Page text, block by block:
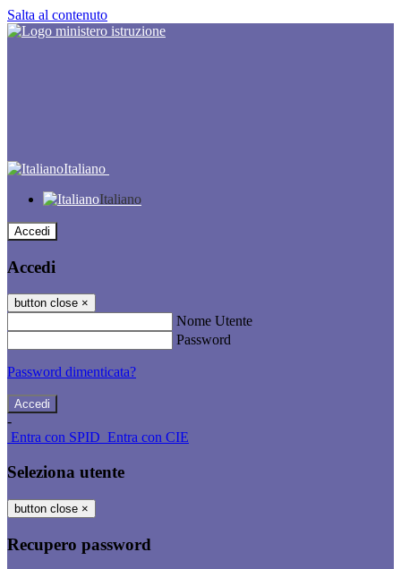
Salta al contenuto
Italiano
Italiano
Accedi
Accedi
button close ×
Nome Utente
Password
Password dimenticata?
-
Entra con SPID Entra con CIE
Seleziona utente
button close ×
Recupero password